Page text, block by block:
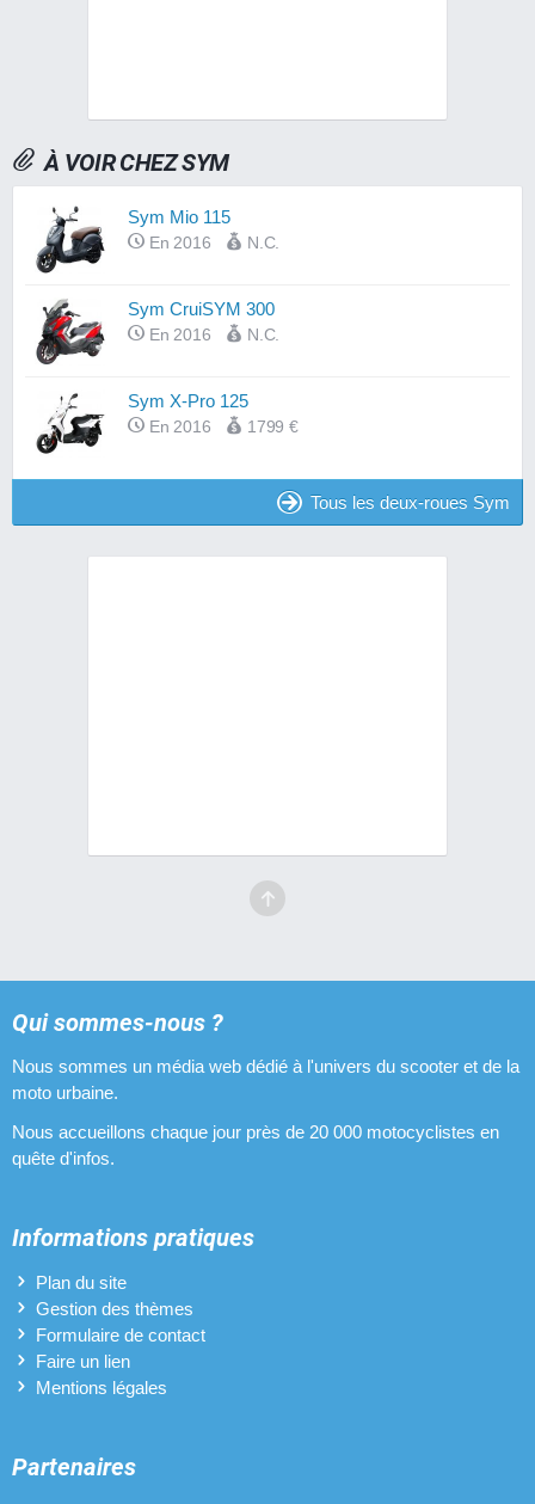
À VOIR CHEZ SYM
Sym Mio 115
En 2016 N.C.
Sym CruiSYM 300
En 2016 N.C.
Sym X-Pro 125
En 2016 1799 €
Tous les deux-roues Sym
Qui sommes-nous ?
Nous sommes un média web dédié à l'univers du scooter et de la
moto urbaine.
Nous accueillons chaque jour près de 20 000 motocyclistes en
quête d'infos.
Informations pratiques
Plan du site
Gestion des thèmes
Formulaire de contact
Faire un lien
Mentions légales
Partenaires